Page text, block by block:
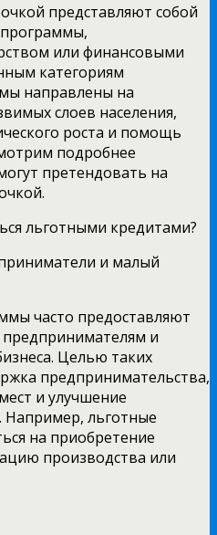
представляют собой
или финансовыми
категориям
направлены на
слоев населения,
роста и помощь
подробнее
претендовать на
льготными кредитами?
и малый
часто предоставляют
и
Целью таких
предпринимательства,
и улучшение
Например, льготные
на приобретение
производства или